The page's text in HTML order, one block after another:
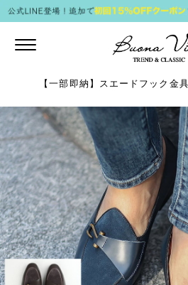
Toggle
【一部即納】スエードフック金